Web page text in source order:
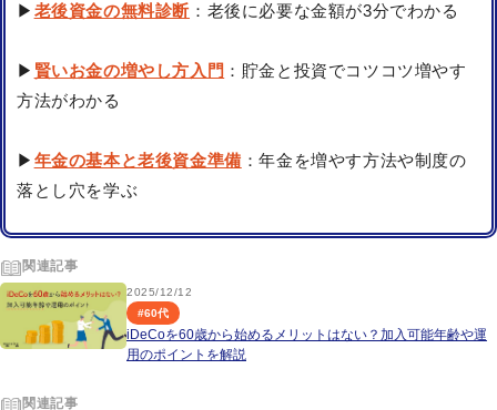
▶ 老後資金の無料診断 ：老後に必要な金額が3分でわかる
▶ 賢いお金の増やし方入門 ：貯金と投資でコツコツ増やす
方法がわかる
▶ 年金の基本と老後資金準備 ：年金を増やす方法や制度の
落とし穴を学ぶ
関連記事
2025/12/12
#60代
iDeCoを60歳から始めるメリットはない？加入可能年齢や運
用のポイントを解説
関連記事